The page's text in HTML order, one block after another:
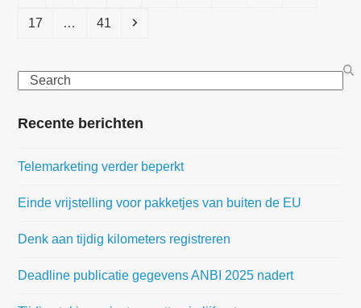
Page
17 … Page
41 Next
Search
Recente berichten
Telemarketing verder beperkt
Einde vrijstelling voor pakketjes van buiten de EU
Denk aan tijdig kilometers registreren
Deadline publicatie gegevens ANBI 2025 nadert